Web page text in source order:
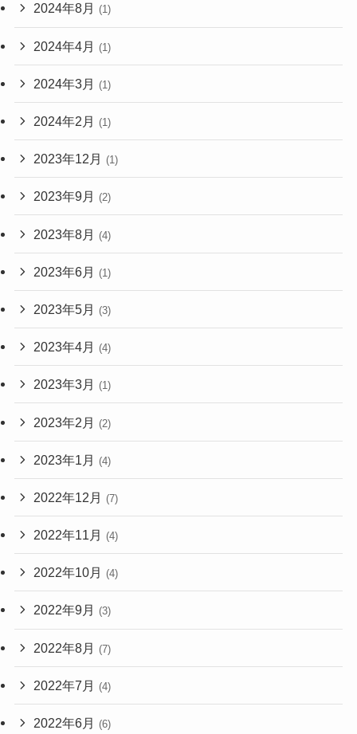
2024年8月 (1)
2024年4月 (1)
2024年3月 (1)
2024年2月 (1)
2023年12月 (1)
2023年9月 (2)
2023年8月 (4)
2023年6月 (1)
2023年5月 (3)
2023年4月 (4)
2023年3月 (1)
2023年2月 (2)
2023年1月 (4)
2022年12月 (7)
2022年11月 (4)
2022年10月 (4)
2022年9月 (3)
2022年8月 (7)
2022年7月 (4)
2022年6月 (6)